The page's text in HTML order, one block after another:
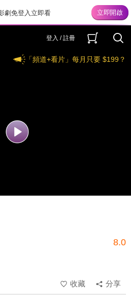
劇免登入立即看
登入 / 註冊
「頻道+看片」每月只要 $199？
8.0
收藏
分享